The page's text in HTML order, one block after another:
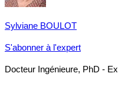
Sylviane BOULOT
S'abonner à l'expert
Docteur Ingénieure, PhD -